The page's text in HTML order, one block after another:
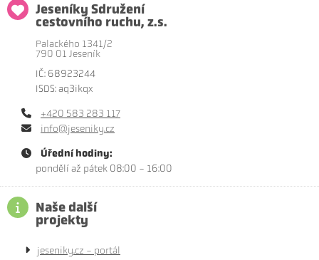
Jeseníky Sdružení
cestovního ruchu, z.s.
Palackého 1341/2
790 01 Jeseník
IČ: 68923244
ISDS: aq3ikqx
+420 583 283 117
info@jeseniky.cz
Úřední hodiny:
pondělí až pátek 08:00 - 16:00
Naše další
projekty
jeseniky.cz - portál